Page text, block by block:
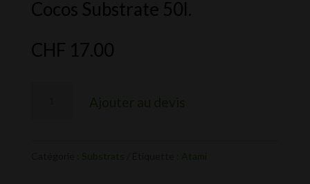
Cocos Substrate 50l.
CHF 17.00